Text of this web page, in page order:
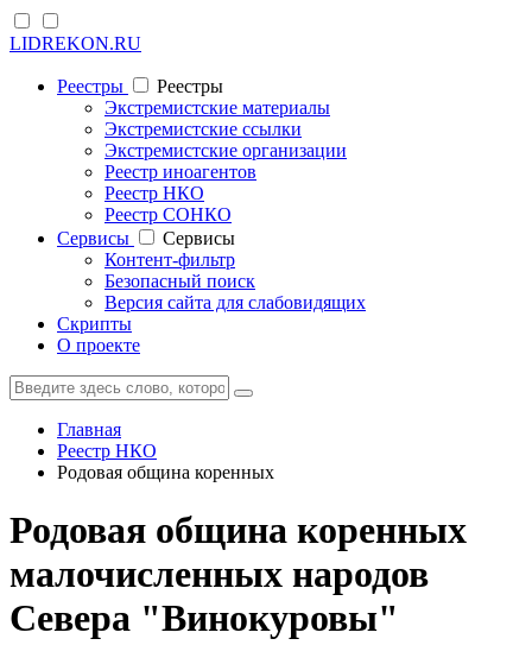
LIDREKON.RU
Реестры
Реестры
Экстремистские материалы
Экстремистские ссылки
Экстремистские организации
Реестр иноагентов
Реестр НКО
Реестр СОНКО
Cервисы
Cервисы
Контент-фильтр
Безопасный поиск
Версия сайта для слабовидящих
Скрипты
О проекте
Главная
Реестр НКО
Родовая община коренных
Родовая община коренных
малочисленных народов
Севера "Винокуровы"